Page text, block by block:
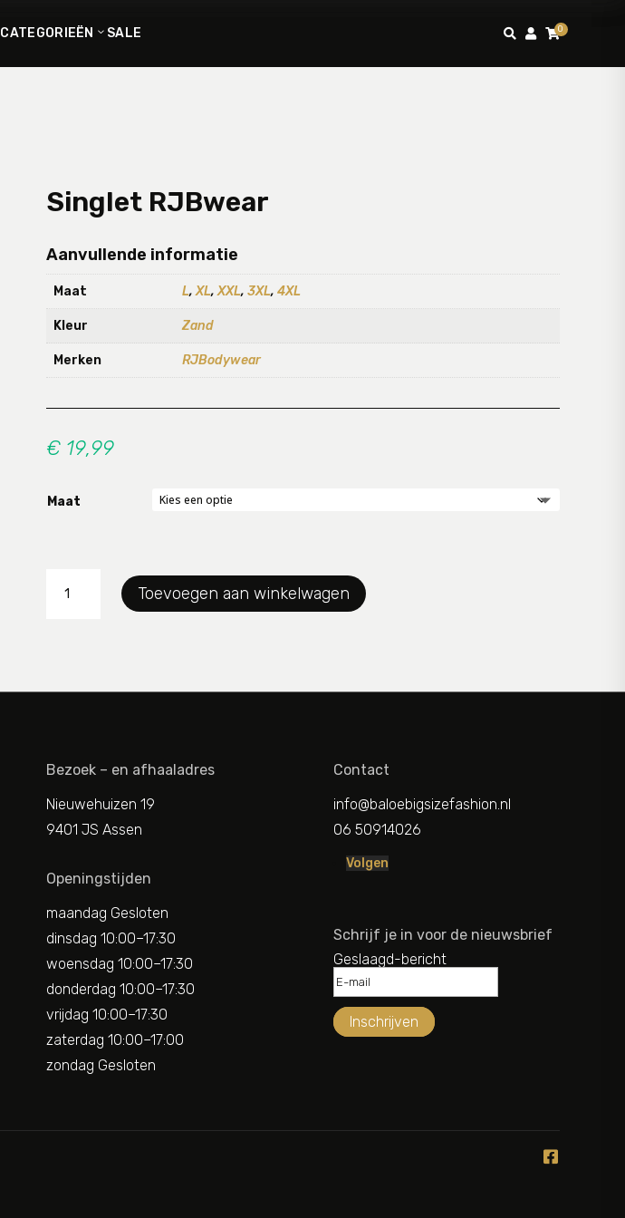
CATEGORIEËN SALE   0
Singlet RJBwear
Aanvullende informatie
Maat L,XL,XXL, 3XL, 4XL
Kleur Zand
Merken RJBodywear
€ 19,99
Maat
RJBwear
Toevoegen aan winkelwagen
Bezoek – en afhaaladres
Nieuwehuizen 19
9401 JS Assen
Openingstijden
maandag Gesloten
dinsdag 10:00–17:30
woensdag 10:00–17:30
donderdag 10:00–17:30
vrijdag 10:00–17:30
zaterdag 10:00–17:00
zondag Gesloten
Contact
info@baloebigsizefashion.nl
06 50914026
Volgen
Schrijf je in voor de nieuwsbrief
Geslaagd-bericht
Inschrijven
